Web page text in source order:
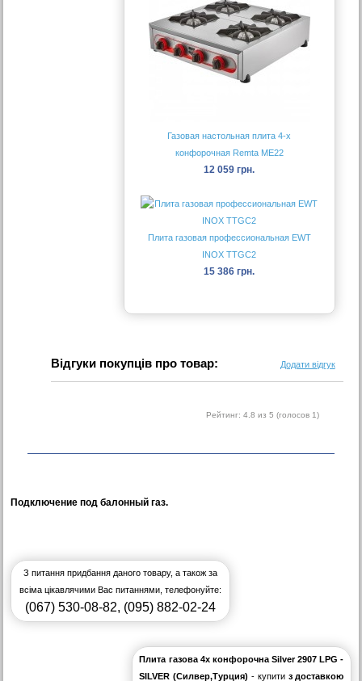
Газовая настольная плита 4-х
конфорочная Remta ME22
12 059 грн.
Плита газовая профессиональная EWT
INOX TTGC2
15 386 грн.
Відгуки покупців про товар: Додати відгук
Рейтинг: 4.8 из 5 (голосов 1)
Подключение под балонный газ.
З питання придбання даного товару, а також за
всіма цікавлячими Вас питаннями, телефонуйте:
(067) 530-08-82, (095) 882-02-24
Плита газова 4х конфорочна Silver 2907 LPG -
SILVER (Силвер,Турция) - купити з доставкою